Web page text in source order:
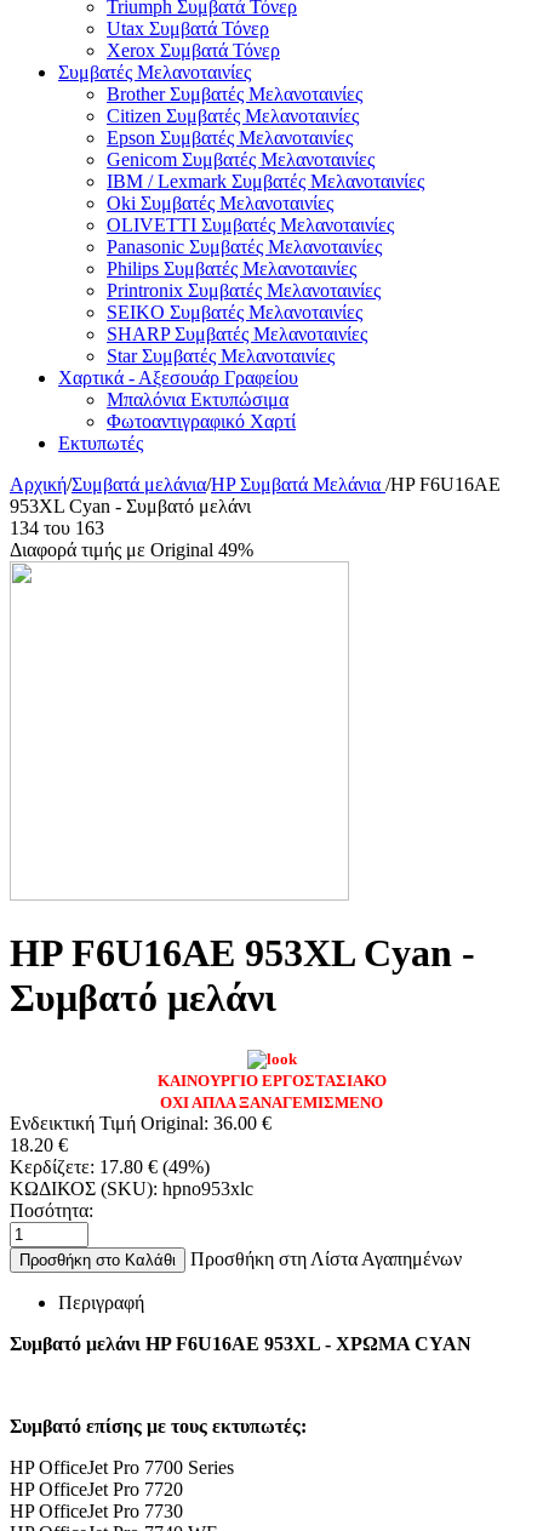
Triumph Συμβατά Τόνερ
Utax Συμβατά Τόνερ
Xerox Συμβατά Τόνερ
Συμβατές Μελανοταινίες
Brother Συμβατές Μελανοταινίες
Citizen Συμβατές Μελανοταινίες
Epson Συμβατές Μελανοταινίες
Genicom Συμβατές Μελανοταινίες
IBM / Lexmark Συμβατές Μελανοταινίες
Oki Συμβατές Μελανοταινίες
OLIVETTI Συμβατές Μελανοταινίες
Panasonic Συμβατές Μελανοταινίες
Philips Συμβατές Μελανοταινίες
Printronix Συμβατές Μελανοταινίες
SEIKO Συμβατές Μελανοταινίες
SHARP Συμβατές Μελανοταινίες
Star Συμβατές Μελανοταινίες
Χαρτικά - Αξεσουάρ Γραφείου
Μπαλόνια Εκτυπώσιμα
Φωτοαντιγραφικό Χαρτί
Εκτυπωτές
Αρχική/Συμβατά μελάνια/HP Συμβατά Μελάνια /HP F6U16AE
953XL Cyan - Συμβατό μελάνι
134 του 163
Διαφορά τιμής με Original 49%
HP F6U16AE 953XL Cyan -
Συμβατό μελάνι
ΚΑΙΝΟΥΡΓΙΟ ΕΡΓΟΣΤΑΣΙΑΚΟ
ΟΧΙ ΑΠΛΑ ΞΑΝΑΓΕΜΙΣΜΕΝΟ
Ενδεικτική Τιμή Original: 36.00 €
18.20 €
Κερδίζετε: 17.80 € (49%)
ΚΩΔΙΚΟΣ (SKU): hpno953xlc
Ποσότητα:
Προσθήκη στο Καλάθι Προσθήκη στη Λίστα Αγαπημένων
Περιγραφή
Συμβατό μελάνι HP F6U16AE 953XL - ΧΡΩΜΑ CYAN
Συμβατό επίσης με τους εκτυπωτές:
HP OfficeJet Pro 7700 Series
HP OfficeJet Pro 7720
HP OfficeJet Pro 7730